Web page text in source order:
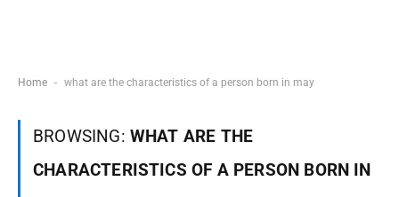
Home - what are the characteristics of a person born in may
BROWSING: WHAT ARE THE
CHARACTERISTICS OF A PERSON BORN IN